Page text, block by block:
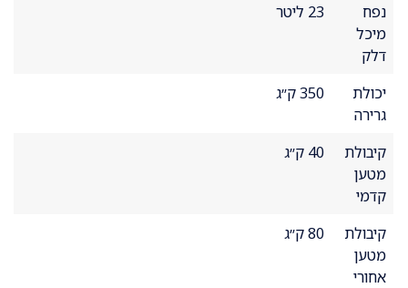
נפח
מיכל
דלק
23 ליטר
יכולת
גרירה
350 ק״ג
קיבולת
מטען
קדמי
40 ק״ג
קיבולת
מטען
אחורי
80 ק״ג